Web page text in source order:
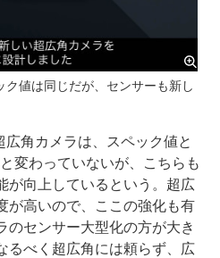
値は同じだが、センサーも新し
角カメラは、スペック値と
変わっていないが、こちらも
が向上しているという。超広
が高いので、ここの強化も有
のセンサー大型化の方が大き
るべく超広角には頼らず、広